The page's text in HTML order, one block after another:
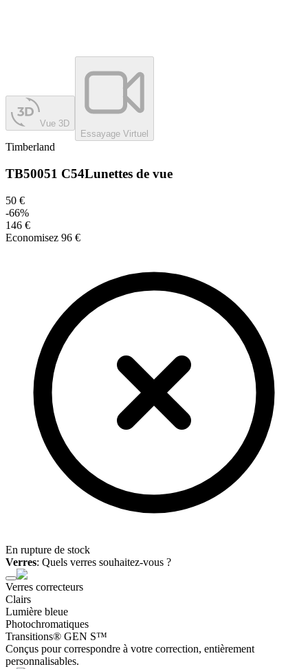
Vue 3D
Essayage Virtuel
Timberland
TB50051 C54Lunettes de vue
50 €
-66%
146 €
Economisez 96 €
En rupture de stock
Verres: Quels verres souhaitez-vous ?
Verres correcteurs
Clairs
Lumière bleue
Photochromatiques
Transitions® GEN S™
Conçus pour correspondre à votre correction, entièrement
personnalisables.